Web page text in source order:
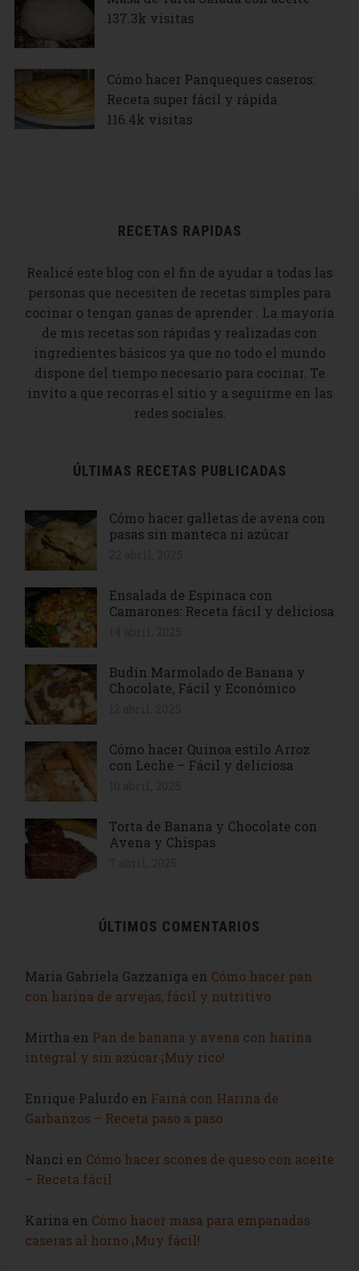
137.3k visitas
Cómo hacer Panqueques caseros:
Receta super fácil y rápída
116.4k visitas
RECETAS RAPIDAS
Realicé este blog con el fin de ayudar a todas las
personas que necesiten de recetas simples para
cocinar o tengan ganas de aprender . La mayoría
de mis recetas son rápidas y realizadas con
ingredientes básicos ya que no todo el mundo
dispone del tiempo necesario para cocinar. Te
invito a que recorras el sitio y a seguirme en las
redes sociales.
ÚLTIMAS RECETAS PUBLICADAS
Cómo hacer galletas de avena con
pasas sin manteca ni azúcar
Ensalada de Espinaca con
Camarones: Receta fácil y deliciosa
Budín Marmolado de Banana y
Chocolate, Fácil y Económico
Cómo hacer Quinoa estilo Arroz
con Leche – Fácil y deliciosa
Torta de Banana y Chocolate con
Avena y Chispas
ÚLTIMOS COMENTARIOS
Maria Gabriela Gazzaniga en Cómo hacer pan
con harina de arvejas, fácil y nutritivo
Mirtha en Pan de banana y avena con harina
integral y sin azúcar ¡Muy rico!
Enrique Palurdo en Fainá con Harina de
Garbanzos – Receta paso a paso
Nanci en Cómo hacer scones de queso con aceite
– Receta fácil
Karina en Cómo hacer masa para empanadas
caseras al horno ¡Muy fácil!